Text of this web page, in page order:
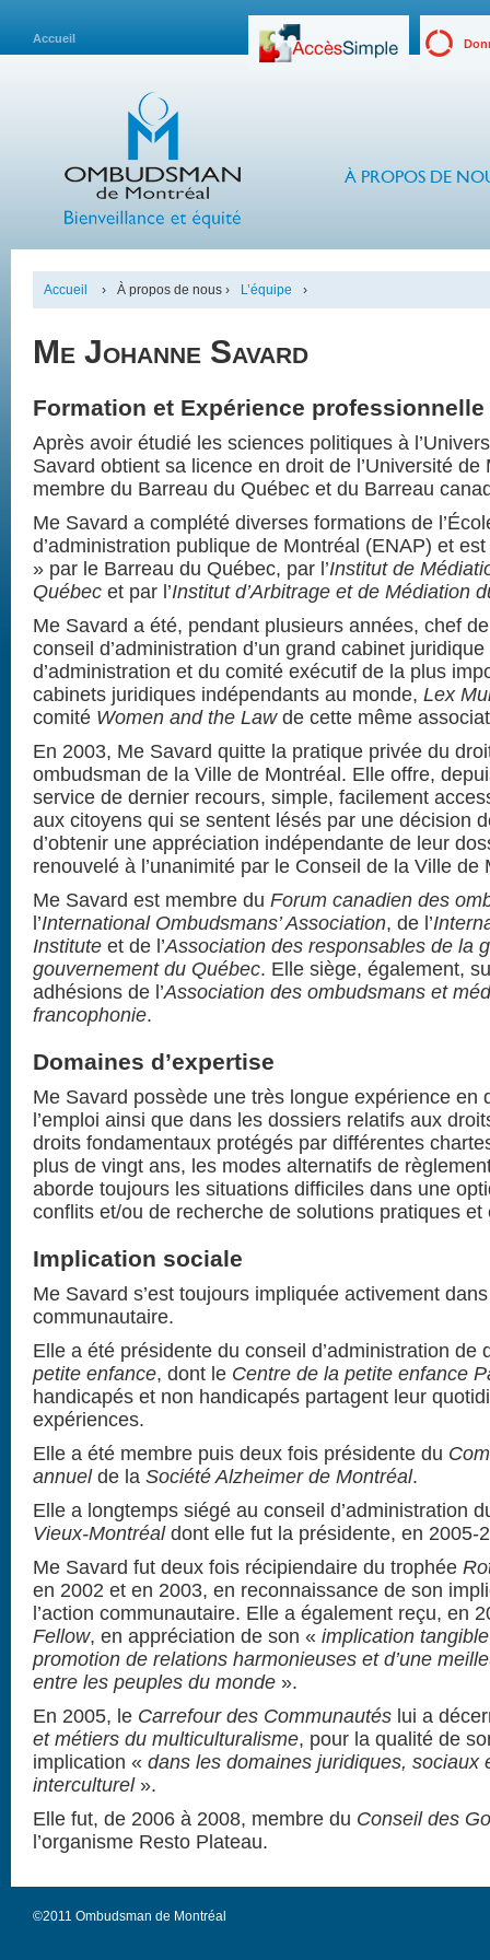
Accueil
À PROPOS DE
Accueil › À propos de nous › L’équipe ›
Me Johanne Savard
Formation et Expérience professionnelle
Après avoir étudié les sciences politiques à
Savard obtient sa licence en droit de l’Université de
membre du Barreau du Québec et du Barreau
Me Savard a complété diverses formations de
d’administration publique de Montréal (ENAP) et
» par le Barreau du Québec, par l’Institut de
Québec et par l’Institut d’Arbitrage et de Médiation
Me Savard a été, pendant plusieurs années, chef
conseil d’administration d’un grand cabinet
d’administration et du comité exécutif de la plus
cabinets juridiques indépendants au monde, Lex
comité Women and the Lawde cette même
En 2003, Me Savard quitte la pratique privée du
ombudsman de la Ville de Montréal. Elle offre,
service de dernier recours, simple, facilement
aux citoyens qui se sentent lésés par une décision
d’obtenir une appréciation indépendante de leur
renouvelé à l’unanimité par le Conseil de la Ville de
Me Savard est membre du Forum canadien des
l’International Ombudsmans’ Association, de l’
Institute et de l’Association des responsables de la
gouvernement du Québec. Elle siège, également,
adhésions de l’Association des ombudsmans et
francophonie.
Domaines d’expertise
Me Savard possède une très longue expérience en
l’emploi ainsi que dans les dossiers relatifs aux
droits fondamentaux protégés par différentes
plus de vingt ans, les modes alternatifs de
aborde toujours les situations difficiles dans une
conflits et/ou de recherche de solutions pratiques et
Implication sociale
Me Savard s’est toujours impliquée activement dans
communautaire.
Elle a été présidente du conseil d’administration de
petite enfance, dont le Centre de la petite enfance
handicapés et non handicapés partagent leur
expériences.
Elle a été membre puis deux fois présidente du
annuelde la Société Alzheimer de Montréal.
Elle a longtemps siégé au conseil d’administration
Vieux-Montréaldont elle fut la présidente, en 2005-
Me Savard fut deux fois récipiendaire du trophée
en 2002 et en 2003, en reconnaissance de son
l’action communautaire. Elle a également reçu, en
Fellow, en appréciation de son « implication
promotion de relations harmonieuses et d’une
entre les peuples du monde ».
En 2005, le Carrefour des Communautés lui a
et métiers du multiculturalisme, pour la qualité de
implication « dans les domaines juridiques, sociaux
interculturel».
Elle fut, de 2006 à 2008, membre du Conseil des
l’organisme Resto Plateau.
©2011 Ombudsman de Montréal